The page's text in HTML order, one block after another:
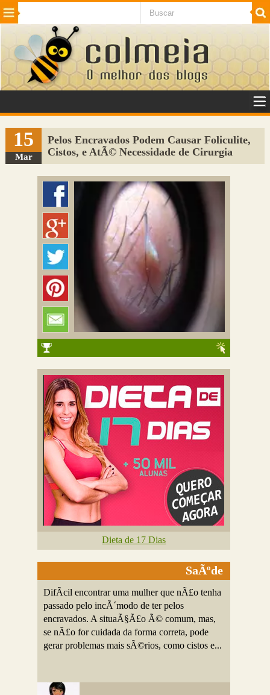
Beleza Cinema e TV
Internet Jogos NotÃ­cias SaÃºde
VeÃ­culos Adulto
Sugerir Link
Adicionar Blog
Colmeia Exchange
15
Mar
Pelos Encravados Podem Causar Foliculite,
Cistos, e AtÃ© Necessidade de Cirurgia
Dieta de 17 Dias
SaÃºde
DifÃ­cil encontrar uma mulher que nÃ£o tenha
passado pelo incÃ´modo de ter pelos
encravados. A situaÃ§Ã£o Ã© comum, mas,
se nÃ£o for cuidada da forma correta, pode
gerar problemas mais sÃ©rios, como cistos e...